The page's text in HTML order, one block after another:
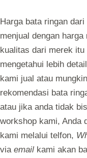
Harga bata ringan
menjual dengan
kualitas dari merek
mengetahui lebih
kami jual atau
rekomendasi bata
atau jika anda tidak
workshop kami, Anda
kami melalui telfon,
via email kami akan